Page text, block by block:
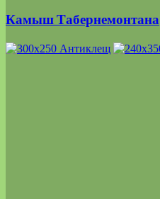
Камыш Табернемонтана